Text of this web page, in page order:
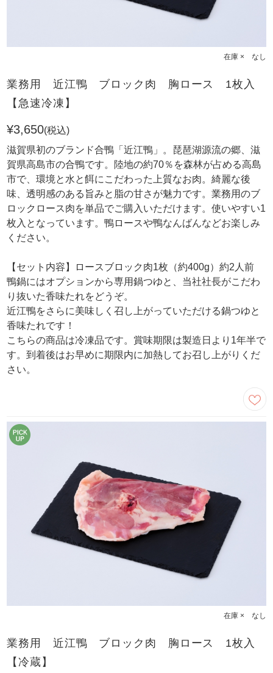
在庫 × なし
業務用 近江鴨 ブロック肉 胸ロース 1枚入
【急速冷凍】
¥3,650(税込)
滋賀県初のブランド合鴨「近江鴨」。琵琶湖源流の郷、滋
賀県高島市の合鴨です。陸地の約70％を森林が占める高島
市で、環境と水と餌にこだわった上質なお肉。綺麗な後
味、透明感のある旨みと脂の甘さが魅力です。業務用のブ
ロックロース肉を単品でご購入いただけます。使いやすい1
枚入となっています。鴨ロースや鴨なんばんなどお楽しみ
ください。
【セット内容】ロースブロック肉1枚（約400g）約2人前
鴨鍋にはオプションから専用鍋つゆと、当社社長がこだわ
り抜いた香味たれをどうぞ。
近江鴨をさらに美味しく召し上がっていただける鍋つゆと
香味たれです！
こちらの商品は冷凍品です。賞味期限は製造日より1年半で
す。到着後はお早めに期限内に加熱してお召し上がりくだ
さい。
在庫 × なし
業務用 近江鴨 ブロック肉 胸ロース 1枚入
【冷蔵】